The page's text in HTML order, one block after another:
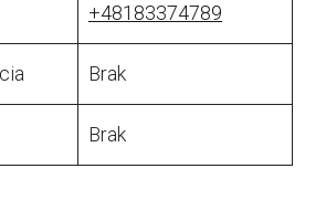
+48183374789
Brak
Brak